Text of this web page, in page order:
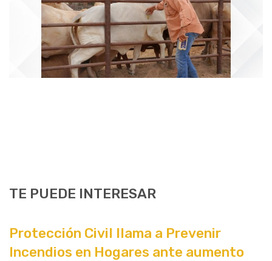
TE PUEDE INTERESAR
Protección Civil llama a Prevenir
Incendios en Hogares ante aumento